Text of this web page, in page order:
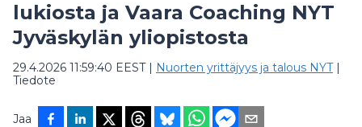
lukiosta ja Vaara Coaching NYT
Jyväskylän yliopistosta
29.4.2026 11:59:40 EEST| Nuorten yrittäjyys ja talous NYT |
Tiedote
Jaa